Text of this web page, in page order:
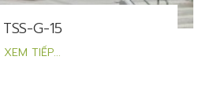
TSS-G-15
XEM TIẾP...